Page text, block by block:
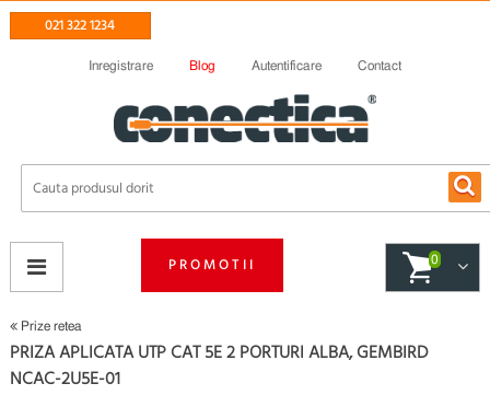
021 322 1234
Inregistrare Blog Autentificare Contact
PROMOTII 0
Prize retea
PRIZA APLICATA UTP CAT 5E 2 PORTURI ALBA, GEMBIRD
NCAC-2U5E-01